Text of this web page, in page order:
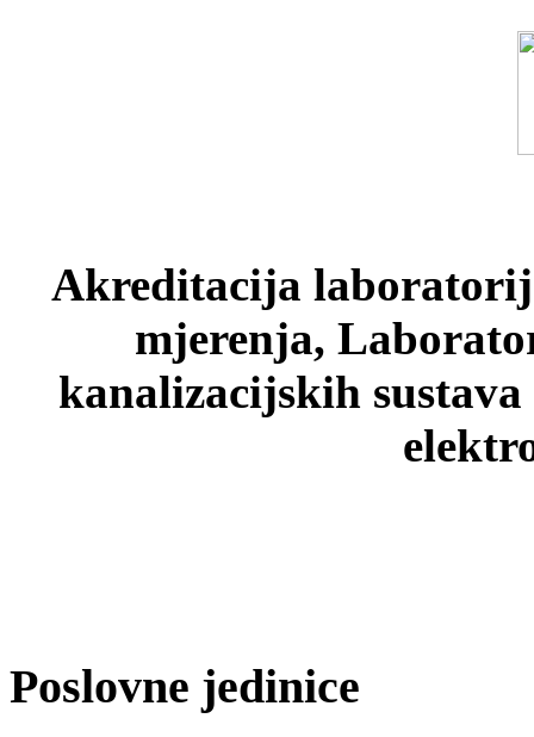
Akreditacija
mjerenja,
kanalizacijskih
Poslovne jedinice